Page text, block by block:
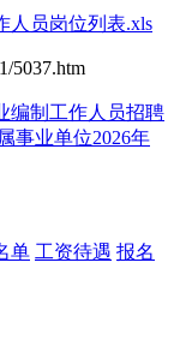
人员岗位列表.xls
5037.htm
编制工作人员招聘
事业单位2026年
单 工资待遇 报名